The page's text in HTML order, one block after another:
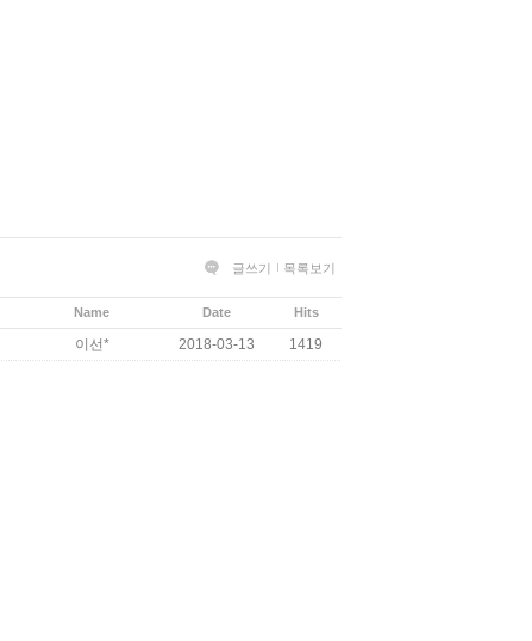
글쓰기 목록보기
Name Date Hits
이선* 2018-03-13 1419